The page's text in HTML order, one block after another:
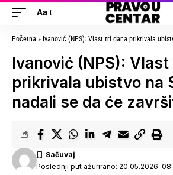
Aa
Početna » Ivanović (NPS): Vlast tri dana prikrivala ubistvo na
Ivanović (NPS):
prikrivala ubistvo na
nadali se da će
Poslednji put ažurirano: 20.05.2026.